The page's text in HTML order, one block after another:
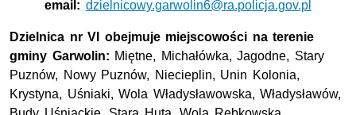
email: dzielnicowy.garwolin6@ra.policja.gov.pl
Dzielnica nr VI obejmuje miejscowości na terenie
gminy Garwolin: Miętne, Michałówka, Jagodne, Stary
Puznów, Nowy Puznów, Niecieplin, Unin Kolonia,
Krystyna, Uśniaki, Wola Władysławowska, Władysławów,